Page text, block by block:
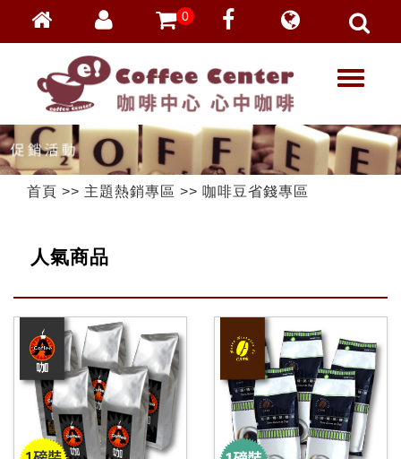
會員登入
忘記密碼
加入會員
VIP登入
VIP申請
0
T
g
l
e
a
t
o
n
首頁 >> 主題熱銷專區 >> 咖啡豆省錢專區
人氣商品